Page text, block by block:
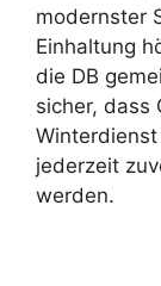
modernster
Einhaltung
die DB
sicher, dass
jederzeit
werden.